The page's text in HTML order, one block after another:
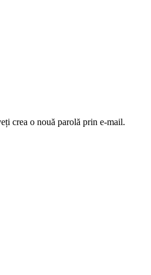
crea o nouă parolă prin e-mail.